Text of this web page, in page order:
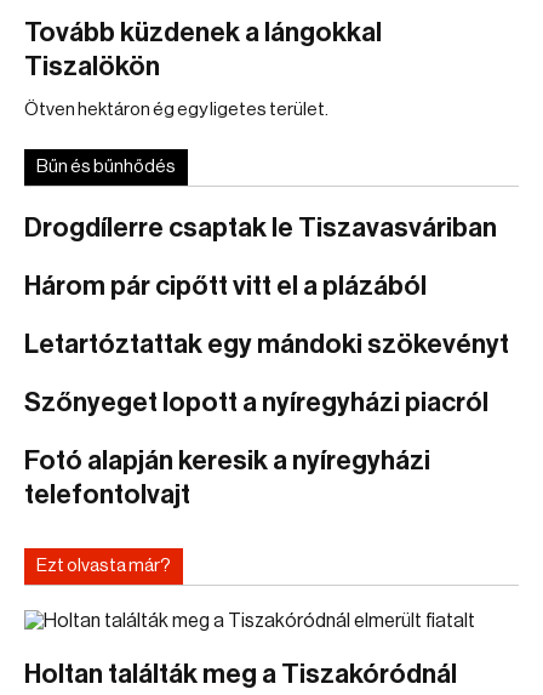
Tovább küzdenek a lángokkal
Tiszalökön
Ötven hektáron ég egy ligetes terület.
Bűn és bűnhődés
Drogdílerre csaptak le Tiszavasváriban
Három pár cipőtt vitt el a plázából
Letartóztattak egy mándoki szökevényt
Szőnyeget lopott a nyíregyházi piacról
Fotó alapján keresik a nyíregyházi
telefontolvajt
Ezt olvasta már?
Holtan találták meg a Tiszakóródnál